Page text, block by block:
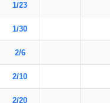
1/23
1/30
2/6
2/10
2/20